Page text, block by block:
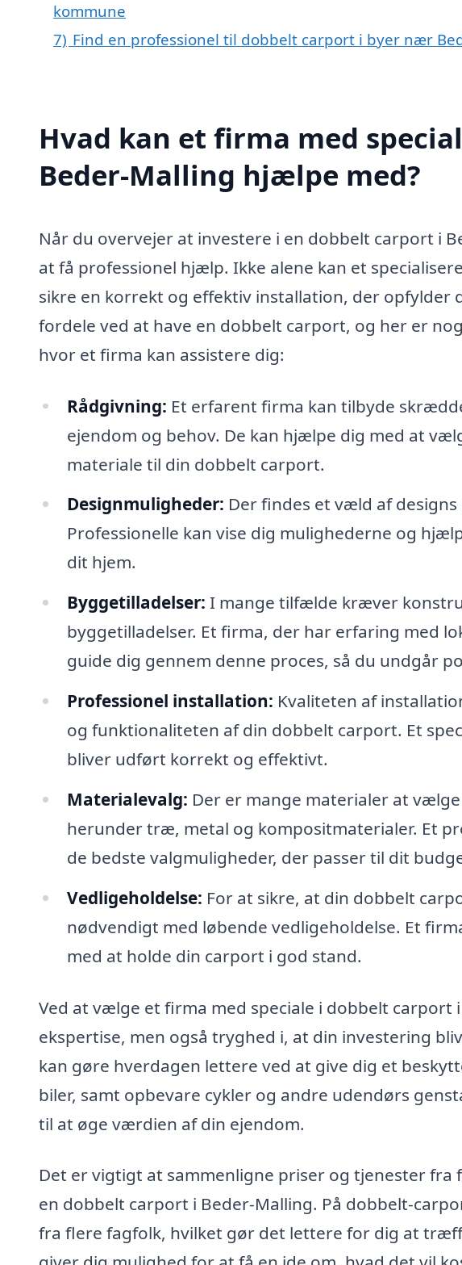
kommune
7) Find en professionel til dobbelt carport i byer nær
Hvad kan et firma med
Beder-Malling hjælpe med?
Når du overvejer at investere i en dobbelt carport i
at få professionel hjælp. Ikke alene kan et
sikre en korrekt og effektiv installation, der opfylder
fordele ved at have en dobbelt carport, og her er
hvor et firma kan assistere dig:
Rådgivning: Et erfarent firma kan tilbyde
ejendom og behov. De kan hjælpe dig med at
materiale til din dobbelt carport.
Designmuligheder: Der findes et væld af
Professionelle kan vise dig mulighederne og
dit hjem.
Byggetilladelser: I mange tilfælde kræver
byggetilladelser. Et firma, der har erfaring med
guide dig gennem denne proces, så du undgår
Professionel installation: Kvaliteten af
og funktionaliteten af din dobbelt carport. Et
bliver udført korrekt og effektivt.
Materialevalg: Der er mange materialer at
herunder træ, metal og kompositmaterialer. Et
de bedste valgmuligheder, der passer til dit
Vedligeholdelse: For at sikre, at din dobbelt
nødvendigt med løbende vedligeholdelse. Et
med at holde din carport i god stand.
Ved at vælge et firma med speciale i dobbelt carport
ekspertise, men også tryghed i, at din investering
kan gøre hverdagen lettere ved at give dig et
biler, samt opbevare cykler og andre udendørs
til at øge værdien af din ejendom.
Det er vigtigt at sammenligne priser og tjenester
en dobbelt carport i Beder-Malling. På dobbelt-
fra flere fagfolk, hvilket gør det lettere for dig at